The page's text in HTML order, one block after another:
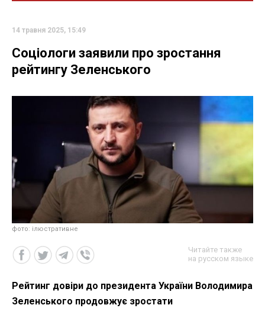
14 травня 2025, 15:49
Соціологи заявили про зростання
рейтингу Зеленського
фото: ілюстративне
Читайте также
на русском языке
Рейтинг довіри до президента України Володимира
Зеленського продовжує зростати